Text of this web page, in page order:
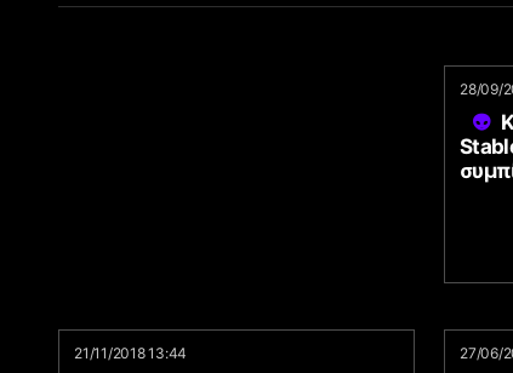
28/09/
21/11/2018 13:44 27/06/